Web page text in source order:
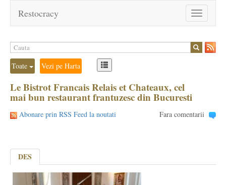
Toggle
navigation
Restocracy
Toate Vezi pe Harta
Le Bistrot Francais Relais et Chateaux, cel
mai bun restaurant frantuzesc din Bucuresti
Abonare prin RSS Feed la noutati Fara comentarii
DES